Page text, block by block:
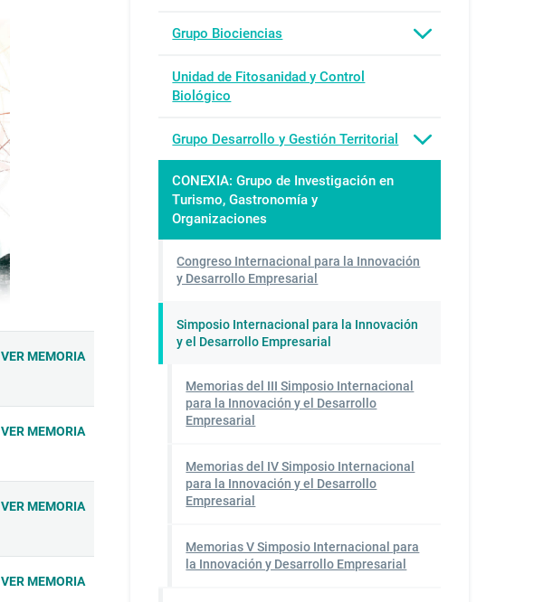
VER MEMORIA
VER MEMORIA
VER MEMORIA
VER MEMORIA
Grupo Biociencias
Unidad de Fitosanidad y Control
Biológico
Grupo Desarrollo y Gestión Territorial
CONEXIA: Grupo de Investigación en
Turismo, Gastronomía y
Organizaciones
Congreso Internacional para la Innovación
y Desarrollo Empresarial
Simposio Internacional para la Innovación
y el Desarrollo Empresarial
Memorias del III Simposio Internacional
para la Innovación y el Desarrollo
Empresarial
Memorias del IV Simposio Internacional
para la Innovación y el Desarrollo
Empresarial
Memorias V Simposio Internacional para
la Innovación y Desarrollo Empresarial